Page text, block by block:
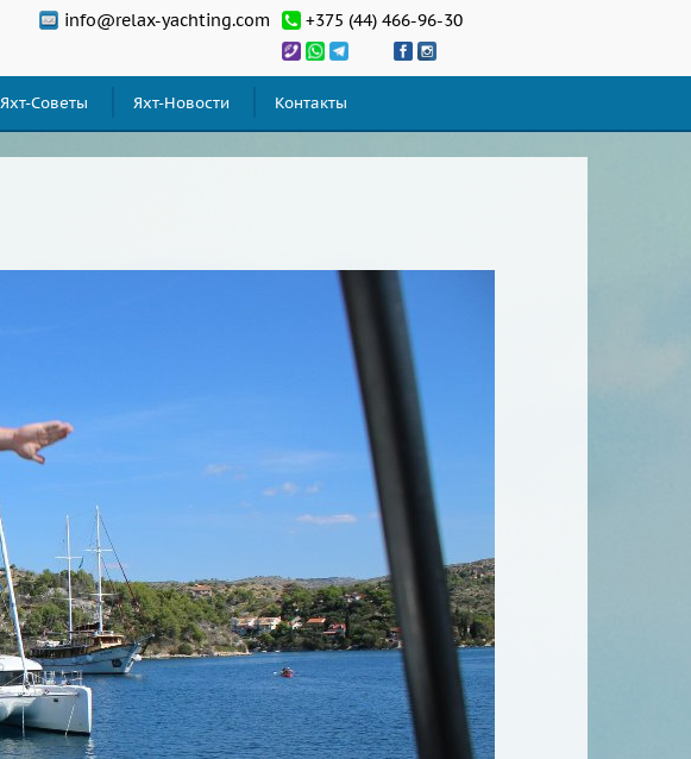
+375 (44) 466-96-30
info@relax-yachting.com
Яхт-Советы Яхт-Новости Контакты